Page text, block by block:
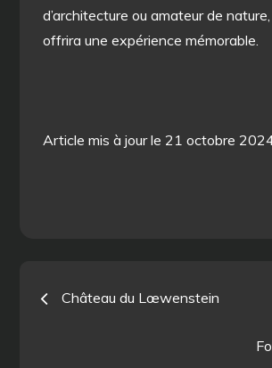
d’architecture ou amateur de
offrira une expérience mémorable.
Article mis à jour le 21 octobre
Navigation
Château du Lœwenstein